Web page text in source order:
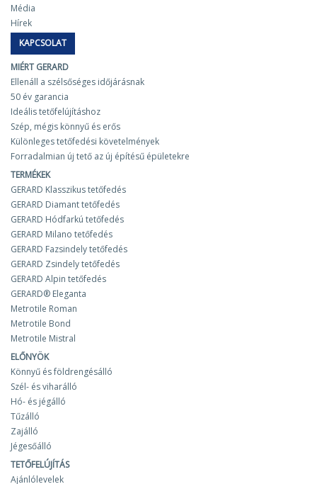
Média
Hírek
KAPCSOLAT
MIÉRT GERARD
Ellenáll a szélsőséges időjárásnak
50 év garancia
Ideális tetőfelújításhoz
Szép, mégis könnyű és erős
Különleges tetőfedési követelmények
Forradalmian új tető az új építésű épületekre
TERMÉKEK
GERARD Klasszikus tetőfedés
GERARD Diamant tetőfedés
GERARD Hódfarkú tetőfedés
GERARD Milano tetőfedés
GERARD Fazsindely tetőfedés
GERARD Zsindely tetőfedés
GERARD Alpin tetőfedés
GERARD® Eleganta
Metrotile Roman
Metrotile Bond
Metrotile Mistral
ELŐNYÖK
Könnyű és földrengésálló
Szél- és viharálló
Hó- és jégálló
Tűzálló
Zajálló
Jégesőálló
TETŐFELÚJÍTÁS
Ajánlólevelek